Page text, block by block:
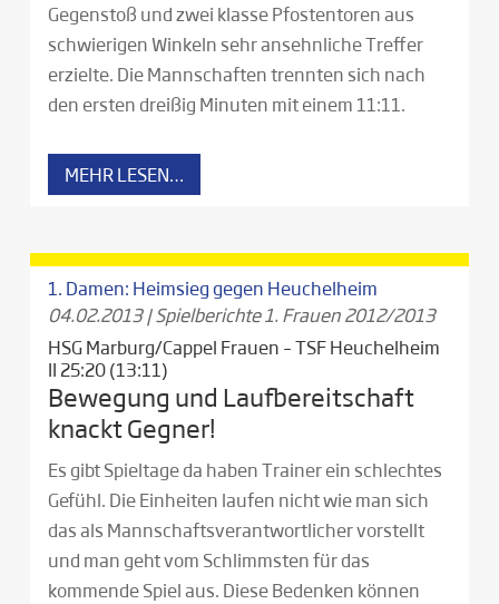
Gegenstoß und zwei klasse Pfostentoren aus
schwierigen Winkeln sehr ansehnliche Treffer
erzielte. Die Mannschaften trennten sich nach
den ersten dreißig Minuten mit einem 11:11.
MEHR LESEN…
1. Damen: Heimsieg gegen Heuchelheim
04.02.2013|Spielberichte 1. Frauen 2012/2013
HSG Marburg/Cappel Frauen – TSF Heuchelheim
II 25:20 (13:11)
Bewegung und Laufbereitschaft
knackt Gegner!
Es gibt Spieltage da haben Trainer ein schlechtes
Gefühl. Die Einheiten laufen nicht wie man sich
das als Mannschaftsverantwortlicher vorstellt
und man geht vom Schlimmsten für das
kommende Spiel aus. Diese Bedenken können